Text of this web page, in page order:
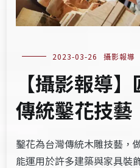
2023-03-26 攝影報導
【攝影報導
傳統鑿花技藝
鑿花為台灣傳統木雕技藝，
能運用於許多建築與家具裝